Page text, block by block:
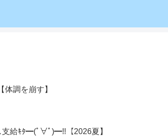
調を崩す】
支給ｷﾀ━(ﾟ∀ﾟ)━!!【2026夏】